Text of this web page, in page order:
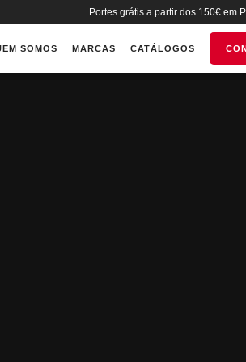
Portes grátis a partir dos 150€ em
SOMOS MARCAS CATÁLOGOS